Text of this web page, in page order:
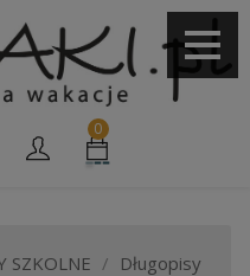
0
SZKOLNE
Długopisy